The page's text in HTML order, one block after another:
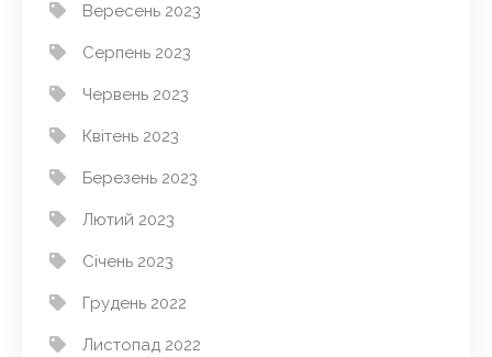
Вересень 2023
Серпень 2023
Червень 2023
Квітень 2023
Березень 2023
Лютий 2023
Січень 2023
Грудень 2022
Листопад 2022